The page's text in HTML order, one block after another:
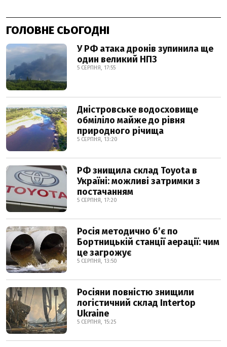
ГОЛОВНЕ СЬОГОДНІ
У РФ атака дронів зупинила ще
один великий НПЗ
5 СЕРПНЯ, 17:55
Дністровське водосховище
обміліло майже до рівня
природного річища
5 СЕРПНЯ, 13:20
РФ знищила склад Toyota в
Україні: можливі затримки з
постачанням
5 СЕРПНЯ, 17:20
Росія методично б’є по
Бортницькій станції аерації: чим
це загрожує
5 СЕРПНЯ, 13:50
Росіяни повністю знищили
логістичний склад Intertop
Ukraine
5 СЕРПНЯ, 15:25